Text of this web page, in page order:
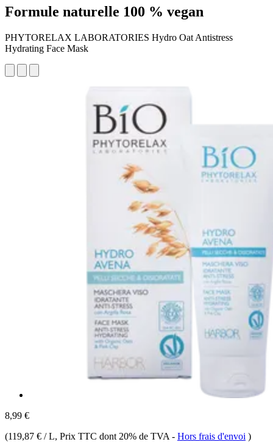
Formule naturelle 100 % vegan
PHYTORELAX LABORATORIES Hydro Oat Antistress
Hydrating Face Mask
8,99 €
(119,87 € / L, Prix TTC dont 20% de TVA - Hors frais d'envoi )